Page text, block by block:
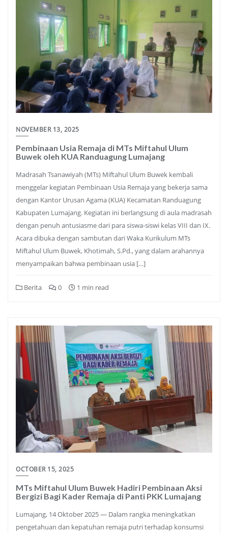
NOVEMBER 13, 2025
Pembinaan Usia Remaja di MTs Miftahul Ulum
Buwek oleh KUA Randuagung Lumajang
Madrasah Tsanawiyah (MTs) Miftahul Ulum Buwek kembali
menggelar kegiatan Pembinaan Usia Remaja yang bekerja sama
dengan Kantor Urusan Agama (KUA) Kecamatan Randuagung
Kabupaten Lumajang. Kegiatan ini berlangsung di aula madrasah
dengan penuh antusiasme dari para siswa-siswi kelas VIII dan IX.
Acara dibuka dengan sambutan dari Waka Kurikulum MTs
Miftahul Ulum Buwek, Khotimah, S.Pd., yang dalam arahannya
menyampaikan bahwa pembinaan usia […]
Berita 0 1 min read
OCTOBER 15, 2025
MTs Miftahul Ulum Buwek Hadiri Pembinaan Aksi
Bergizi Bagi Kader Remaja di Panti PKK Lumajang
Lumajang, 14 Oktober 2025 — Dalam rangka meningkatkan
pengetahuan dan kepatuhan remaja putri terhadap konsumsi